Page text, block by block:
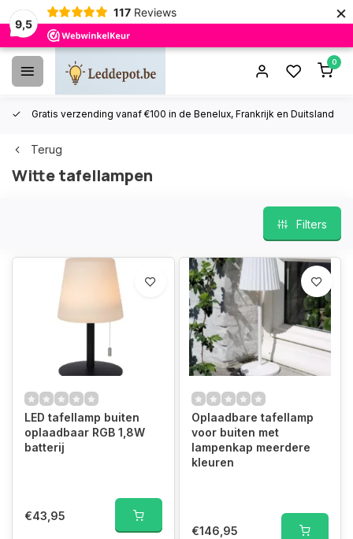
9,5
117 Reviews ×
0
Gratis verzending vanaf €100 in de Benelux, Frankrijk en Duitsland
Terug
Witte tafellampen
Filters
LED tafellamp buiten
oplaadbaar RGB 1,8W
batterij
€43,95
Oplaadbare tafellamp
voor buiten met
lampenkap meerdere
kleuren
€146,95